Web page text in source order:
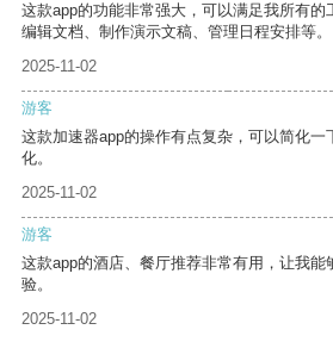
这款app的功能非常强大，可以满足我所有
编辑文档、制作演示文稿、管理日程安排等。
2025-11-02
游客
这款加速器app的操作有点复杂，可以简化
化。
2025-11-02
游客
这款app的酒店、餐厅推荐非常有用，让我能
验。
2025-11-02